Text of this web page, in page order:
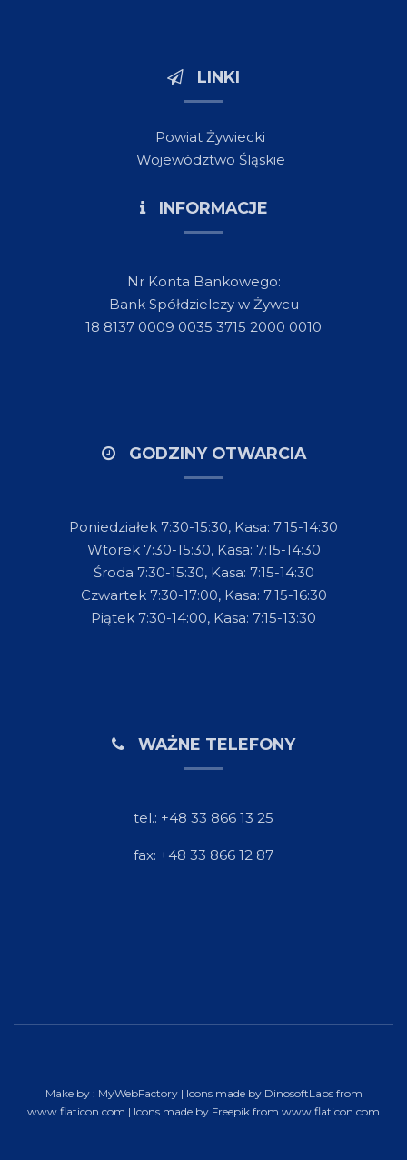
LINKI
Powiat Żywiecki
Województwo Śląskie
INFORMACJE
Nr Konta Bankowego:
Bank Spółdzielczy w Żywcu
18 8137 0009 0035 3715 2000 0010
GODZINY OTWARCIA
Poniedziałek 7:30-15:30, Kasa: 7:15-14:30
Wtorek 7:30-15:30, Kasa: 7:15-14:30
Środa 7:30-15:30, Kasa: 7:15-14:30
Czwartek 7:30-17:00, Kasa: 7:15-16:30
Piątek 7:30-14:00, Kasa: 7:15-13:30
WAŻNE TELEFONY
tel.: +48 33 866 13 25
fax: +48 33 866 12 87
Make by : MyWebFactory | Icons made by DinosoftLabsfrom
www.flaticon.com | Icons made by Freepik from www.flaticon.com